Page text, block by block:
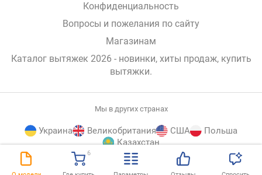
6
Конфиденциальность
Вопросы и пожелания по сайту
Магазинам
Каталог вытяжек 2026 - новинки, хиты продаж, купить
вытяжки.
Мы в других странах
Украина Великобритания США
Польша
Казахстан